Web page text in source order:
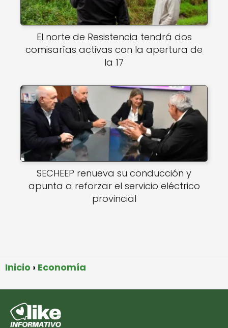
El norte de Resistencia tendrá dos
comisarías activas con la apertura de
la 17
SECHEEP renueva su conducción y
apunta a reforzar el servicio eléctrico
provincial
Inicio Economía